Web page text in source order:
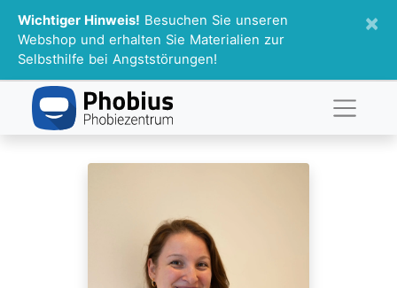
Wichtiger Hinweis! Besuchen Sie unseren
Webshop und erhalten Sie Materialien zur
Selbsthilfe bei Angststörungen!
×